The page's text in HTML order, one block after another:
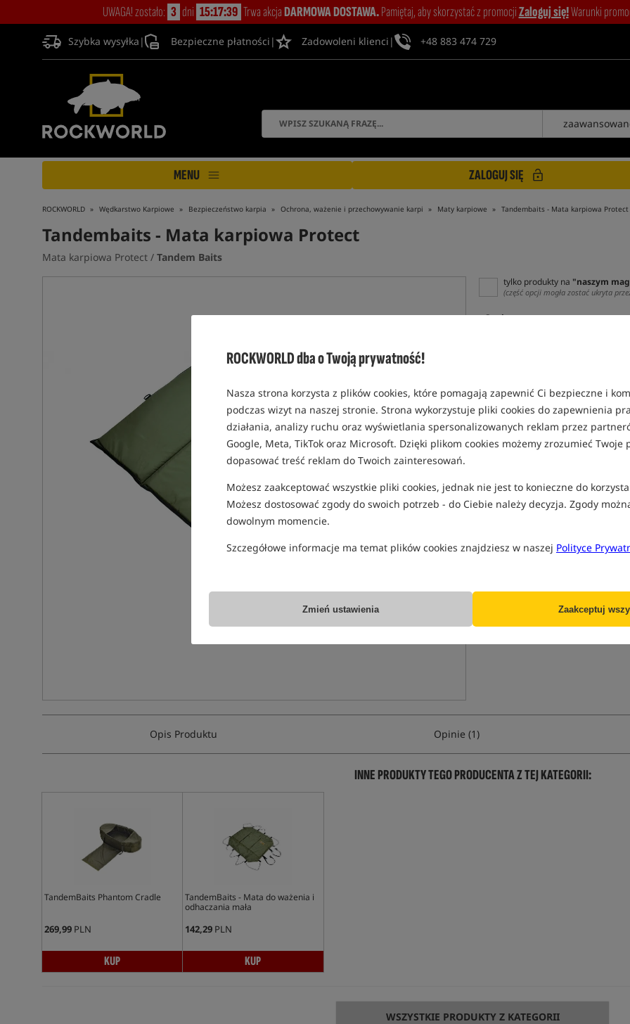
ROCKWORLD dba o Twoją prywatność!
Nasza strona korzysta z plików cookies, które pomagają zapewnić Ci bezpieczne i
podczas wizyt na naszej stronie. Strona wykorzystuje pliki cookies do zapewnienia
działania, analizy ruchu oraz wyświetlania spersonalizowanych reklam przez
Google, Meta, TikTok oraz Microsoft. Dzięki plikom cookies możemy zrozumieć Twoje
dopasować treść reklam do Twoich zainteresowań.
Możesz zaakceptować wszystkie pliki cookies, jednak nie jest to konieczne do
Możesz dostosować zgody do swoich potrzeb - do Ciebie należy decyzja. Zgody
dowolnym momencie.
Szczegółowe informacje ma temat plików cookies znajdziesz w naszej Polityce
Zmień ustawienia Zaakceptuj
UWAGA! zostało: 3 dni 15:17:38 Trwa akcjaDARMOWA DOSTAWA.Pamiętaj, aby skorzystać z promocjiZaloguj się!Warunki
Szybka wysyłka | Bezpieczne płatności | Zadowoleni klienci | +48 883 474 729
MENU ZALOGUJ SIĘ
ROCKWORLD Wędkarstwo Karpiowe Bezpieczeństwo karpia Ochrona, ważenie i przechowywanie karpi Maty karpiowe Tandembaits - Mata karpiowa Protect
Tandembaits - Mata karpiowa Protect
Mata karpiowa Protect / Tandem Baits
tylko produkty na "naszym
(część opcji mogła zostać ukryta
Opcja
Opis Produktu Opinie (1)
INNE PRODUKTY TEGO PRODUCENTA Z TEJ KATEGORII:
TandemBaits Phantom Cradle
269,99PLN
KUP
TandemBaits - Mata do ważenia i
odhaczania mała
142,29PLN
KUP
WSZYSTKIE PRODUKTY Z KATEGORII